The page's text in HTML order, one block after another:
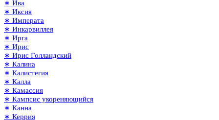
∗ Ива
∗ Иксия
∗ Императа
∗ Инкарвиллея
∗ Ирга
∗ Ирис
∗ Ирис Голландский
∗ Калина
∗ Калистегия
∗ Калла
∗ Камассия
∗ Кампсис укореняющийся
∗ Канна
∗ Керрия